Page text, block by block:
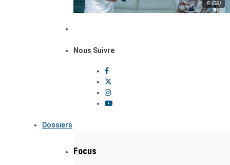
© (DR)
Nous Suivre
Dossiers
Focus